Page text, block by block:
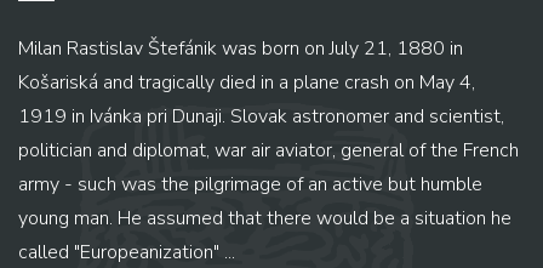
Milan Rastislav Štefánik was born on July 21, 1880 in
Košariská and tragically died in a plane crash on May 4,
1919 in Ivánka pri Dunaji. Slovak astronomer and scientist,
politician and diplomat, war air aviator, general of the French
army - such was the pilgrimage of an active but humble
young man. He assumed that there would be a situation he
called "Europeanization" ...